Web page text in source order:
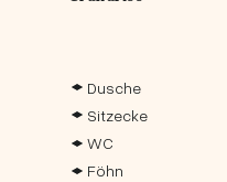
Dusche
Sitzecke
WC
Föhn